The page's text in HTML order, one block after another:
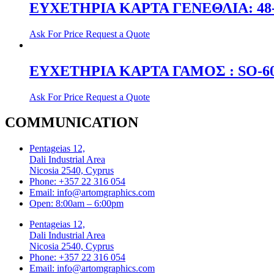
ΕΥΧΕΤΗΡΙΑ ΚΑΡΤΑ ΓΕΝΕΘΛΙΑ: 48-
Ask For Price Request a Quote
ΕΥΧΕΤΗΡΙΑ ΚΑΡΤΑ ΓΑΜΟΣ : SO-
Ask For Price Request a Quote
COMMUNICATION
Pentageias 12,
Dali Industrial Area
Nicosia 2540, Cyprus
Phone: +357 22 316 054
Email: info@artomgraphics.com
Open: 8:00am – 6:00pm
Pentageias 12,
Dali Industrial Area
Nicosia 2540, Cyprus
Phone: +357 22 316 054
Email: info@artomgraphics.com